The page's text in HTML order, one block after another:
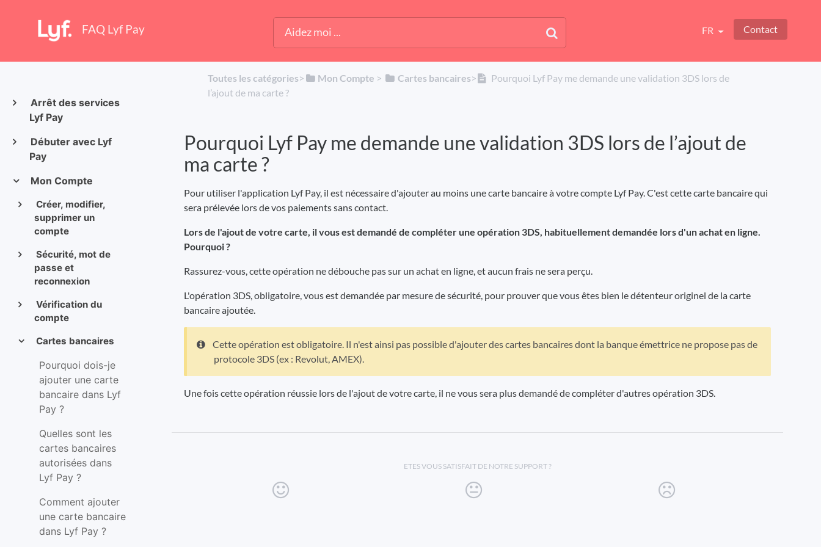
FAQ Lyf Pay FR Contact
Arrêt des services
Lyf Pay
Débuter avec Lyf
Pay
Mon Compte
Créer, modifier,
supprimer un
compte
Sécurité, mot de
passe et
reconnexion
Vérification du
compte
Cartes bancaires
Pourquoi dois-je
ajouter une carte
bancaire dans Lyf
Pay ?
Quelles sont les
cartes bancaires
autorisées dans
Lyf Pay ?
Comment ajouter
une carte bancaire
dans Lyf Pay ?
Toutes les catégories​>​ ​Mon Compte ​ > ​ ​Cartes bancaires​>​
Pourquoi Lyf Pay me demande une validation 3DS lors de
l’ajout de ma carte ?
Pourquoi Lyf Pay me demande une validation 3DS lors de l’ajout de
ma carte ?
Pour utiliser l'application Lyf Pay, il est nécessaire d'ajouter au moins une carte bancaire à votre compte Lyf Pay. C'est cette carte bancaire qui
sera prélevée lors de vos paiements sans contact.
Lors de l'ajout de votre carte, il vous est demandé de compléter une opération 3DS, habituellement demandée lors d'un achat en ligne.
Pourquoi ?
Rassurez-vous, cette opération ne débouche pas sur un achat en ligne, et aucun frais ne sera perçu.
L'opération 3DS, obligatoire, vous est demandée par mesure de sécurité, pour prouver que vous êtes bien le détenteur originel de la carte
bancaire ajoutée.
Cette opération est obligatoire. Il n'est ainsi pas possible d'ajouter des cartes bancaires dont la banque émettrice ne propose pas de
protocole 3DS (ex : Revolut, AMEX).
Une fois cette opération réussie lors de l'ajout de votre carte, il ne vous sera plus demandé de compléter d'autres opération 3DS.
ETES VOUS SATISFAIT DE NOTRE SUPPORT ?